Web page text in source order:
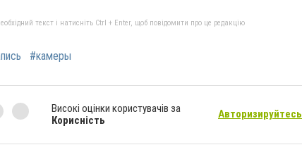
текст і натисніть Ctrl + Enter, щоб повідомити про це редакцію
#камеры
Високі оцінки користувачів за
Корисність
Авторизируйтесь